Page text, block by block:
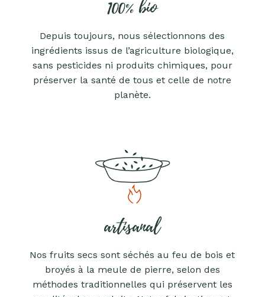
100% bio
Depuis toujours, nous sélectionnons des
ingrédients issus de l’agriculture biologique,
sans pesticides ni produits chimiques, pour
préserver la santé de tous et celle de notre
planète.
artisanal
Nos fruits secs sont séchés au feu de bois et
broyés à la meule de pierre, selon des
méthodes traditionnelles qui préservent les